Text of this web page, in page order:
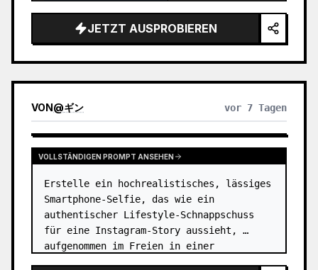
Allta…
JETZT AUSPROBIEREN
VON@ギン vor 7 Tagen
VOLLSTÄNDIGEN PROMPT ANSEHEN
Erstelle ein hochrealistisches, lässiges
Smartphone-Selfie, das wie ein
authentischer Lifestyle-Schnappschuss
für eine Instagram-Story aussieht,
aufgenommen im Freien in einer